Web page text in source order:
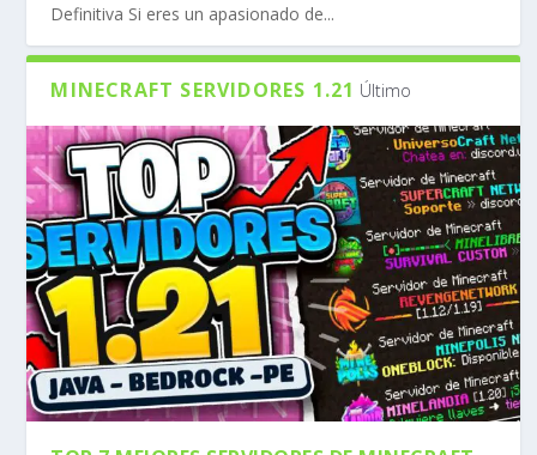
Definitiva Si eres un apasionado de...
MINECRAFT SERVIDORES 1.21 Último